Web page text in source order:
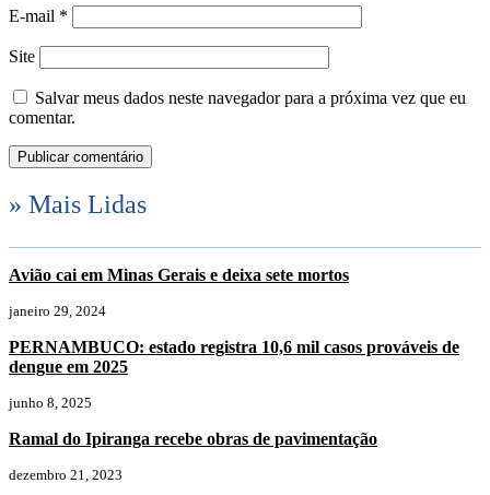
E-mail *
Site
Salvar meus dados neste navegador para a próxima vez que eu
comentar.
» Mais Lidas
Avião cai em Minas Gerais e deixa sete mortos
janeiro 29, 2024
PERNAMBUCO: estado registra 10,6 mil casos prováveis de
dengue em 2025
junho 8, 2025
Ramal do Ipiranga recebe obras de pavimentação
dezembro 21, 2023